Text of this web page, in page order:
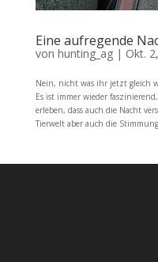
Eine aufregende
von hunting_ag| Okt.
Nein, nicht was ihr jetzt gleich
Es ist immer wieder
erleben, dass auch die Nacht
Tierwelt aber auch die